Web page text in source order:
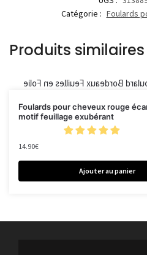
Catégorie : Foulards
Produits similaires
Foulards pour cheveux rouge
motif feuillage exubérant
14.90€
Ajouter au panier